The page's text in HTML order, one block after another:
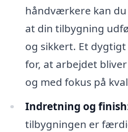
håndværkere kan
at din tilbygning
og sikkert. Et
for, at arbejdet
og med fokus på
Indretning og
tilbygningen er